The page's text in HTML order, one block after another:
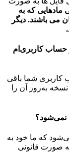
مادهایی که به
می باشند. دیگر
حساب‌ کاربری‌ام
کاربری شما باقی
به‌روز آن را
نمی‌شود؟
که ما خود به
صورت قانونی